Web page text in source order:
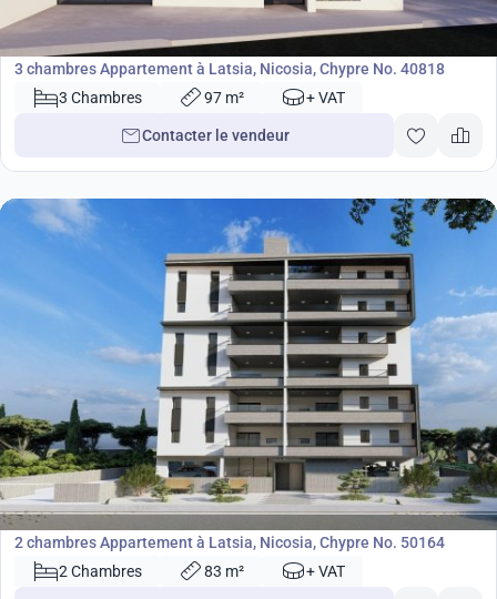
Appartement
3 chambres Appartement à Latsia, Nicosia, Chypre No. 40818
3 Chambres
97 m² + VAT
Contacter le vendeur
€167 000
Appartement
2 chambres Appartement à Latsia, Nicosia, Chypre No. 50164
2 Chambres
83 m² + VAT